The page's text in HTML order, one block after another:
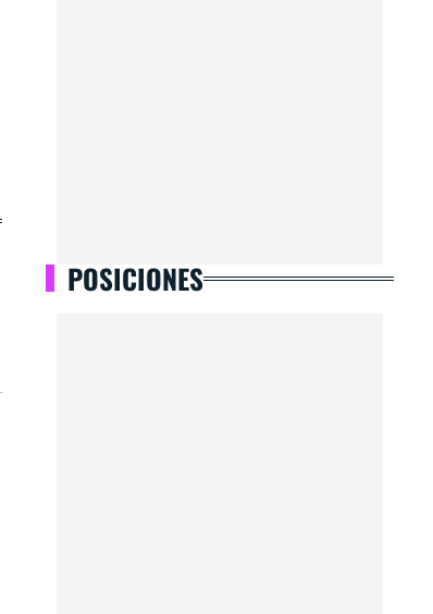
POSICIONES